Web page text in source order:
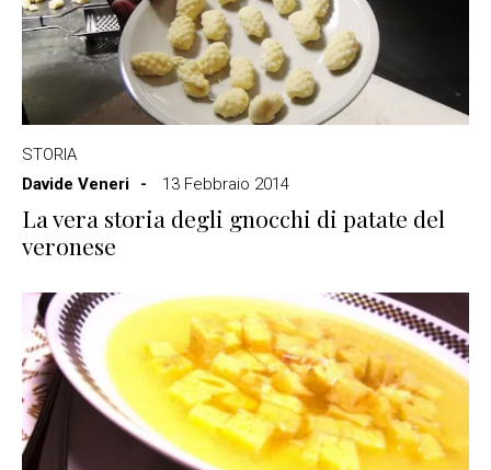
STORIA
Davide Veneri
13 Febbraio 2014
La vera storia degli gnocchi di patate del
veronese